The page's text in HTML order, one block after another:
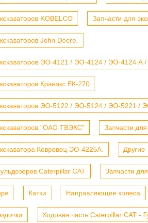
KOBELCO Запчасти для
John Deere.
ЭО-4121 / ЭО-4124 / ЭО-4124
Кранэкс ЕК-270
ЭО-5122 / ЭО-5124 / ЭО-5221 /
"ОАО ТВЭКС" Запчасти
Ковровец ЭО-4225А. Другие
Caterpillar CAT Запчасти
Катки Направляющие колеса
Ходовая часть Caterpillar CAT -